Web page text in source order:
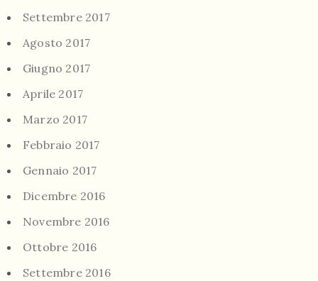
Settembre 2017
Agosto 2017
Giugno 2017
Aprile 2017
Marzo 2017
Febbraio 2017
Gennaio 2017
Dicembre 2016
Novembre 2016
Ottobre 2016
Settembre 2016